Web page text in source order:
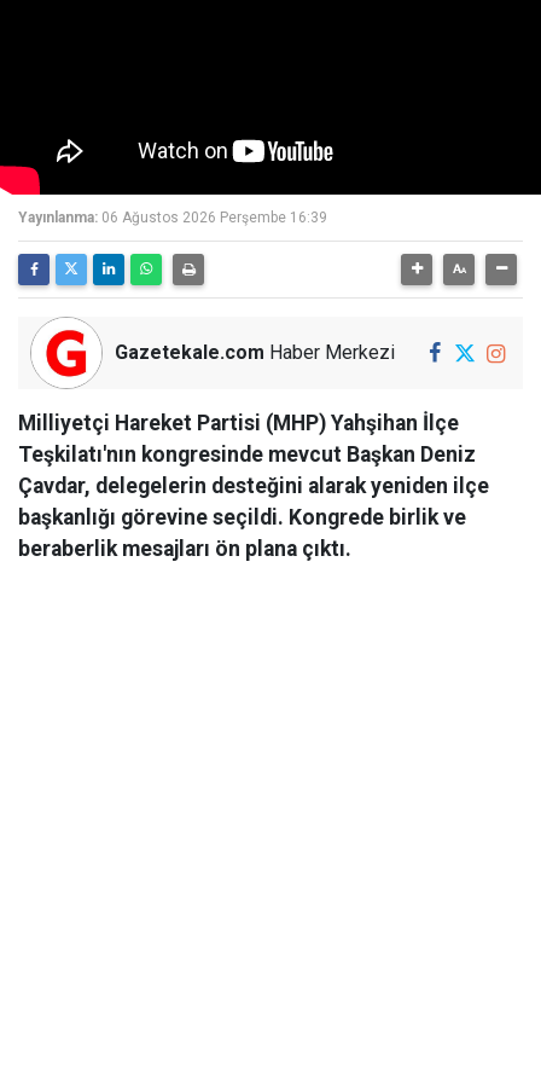
Yayınlanma: 06 Ağustos 2026 Perşembe 16:39
Gazetekale.com Haber Merkezi
Milliyetçi Hareket Partisi (MHP) Yahşihan İlçe
Teşkilatı'nın kongresinde mevcut Başkan Deniz
Çavdar, delegelerin desteğini alarak yeniden ilçe
başkanlığı görevine seçildi. Kongrede birlik ve
beraberlik mesajları ön plana çıktı.